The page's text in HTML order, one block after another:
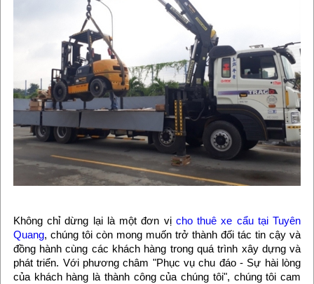
Không chỉ dừng lại là một đơn vị cho thuê xe cẩu tại Tuyên
Quang, chúng tôi còn mong muốn trở thành đối tác tin cậy và
đồng hành cùng các khách hàng trong quá trình xây dựng và
phát triển. Với phương châm "Phục vụ chu đáo - Sự hài lòng
của khách hàng là thành công của chúng tôi", chúng tôi cam